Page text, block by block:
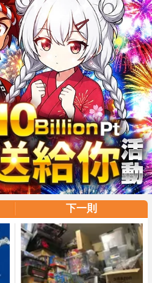
下一則